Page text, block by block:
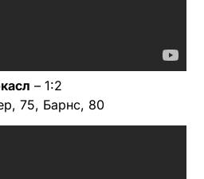
– 1:2
75, Барнс, 80